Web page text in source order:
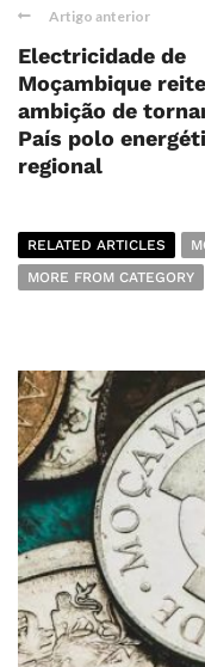
Artigo anterior
Electricidade de
Moçambique
ambição de
País polo
regional
RELATED ARTICLES
MORE FROM CATEGORY